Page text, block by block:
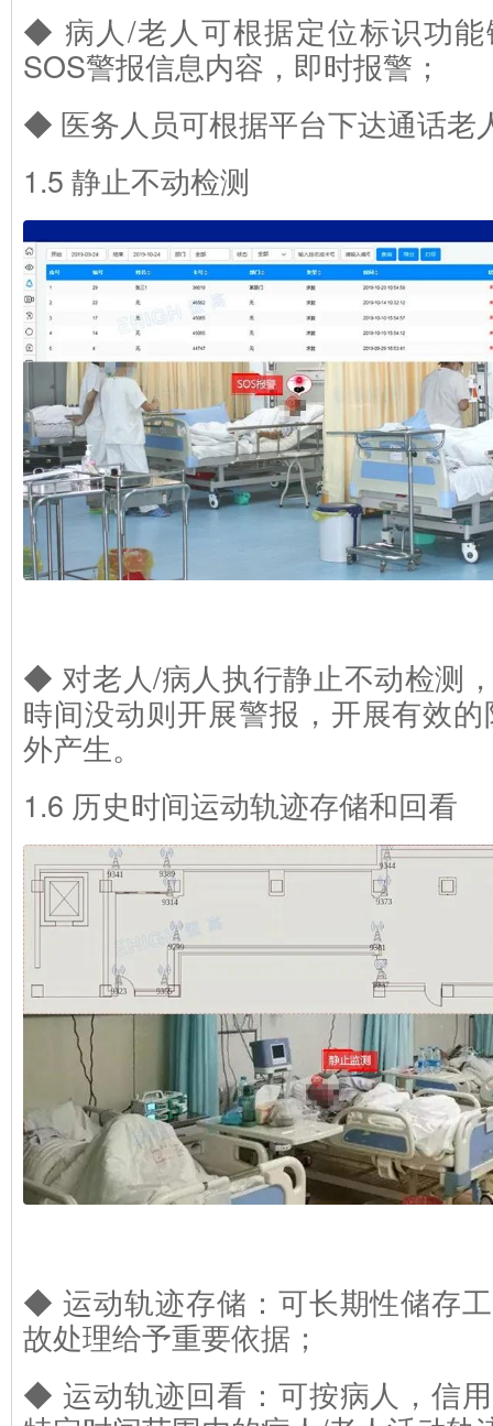
◆ 病人/老人可根据定位标识功
SOS警报信息内容，即时报警；
◆ 医务人员可根据平台下达通话老
1.5 静止不动检测
◆ 对老人/病人执行静止不动检测
時间没动则开展警报，开展有效
外产生。
1.6 历史时间运动轨迹存储和回看
◆ 运动轨迹存储：可长期性储存
故处理给予重要依据；
◆ 运动轨迹回看：可按病人，信